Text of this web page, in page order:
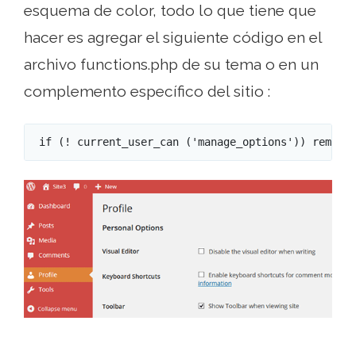
esquema de color, todo lo que tiene que
hacer es agregar el siguiente código en el
archivo functions.php de su tema o en un
complemento específico del sitio :
if (! current_user_can ('manage_options'))